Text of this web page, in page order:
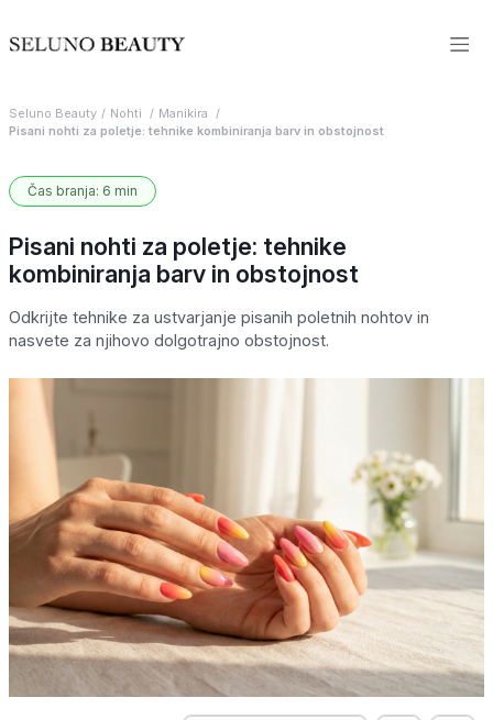
Seluno Beauty Nohti
Manikira
Pisani nohti za poletje: tehnike kombiniranja barv in obstojnost
Čas branja: 6 min
Pisani nohti za poletje: tehnike
kombiniranja barv in obstojnost
Odkrijte tehnike za ustvarjanje pisanih poletnih nohtov in
nasvete za njihovo dolgotrajno obstojnost.